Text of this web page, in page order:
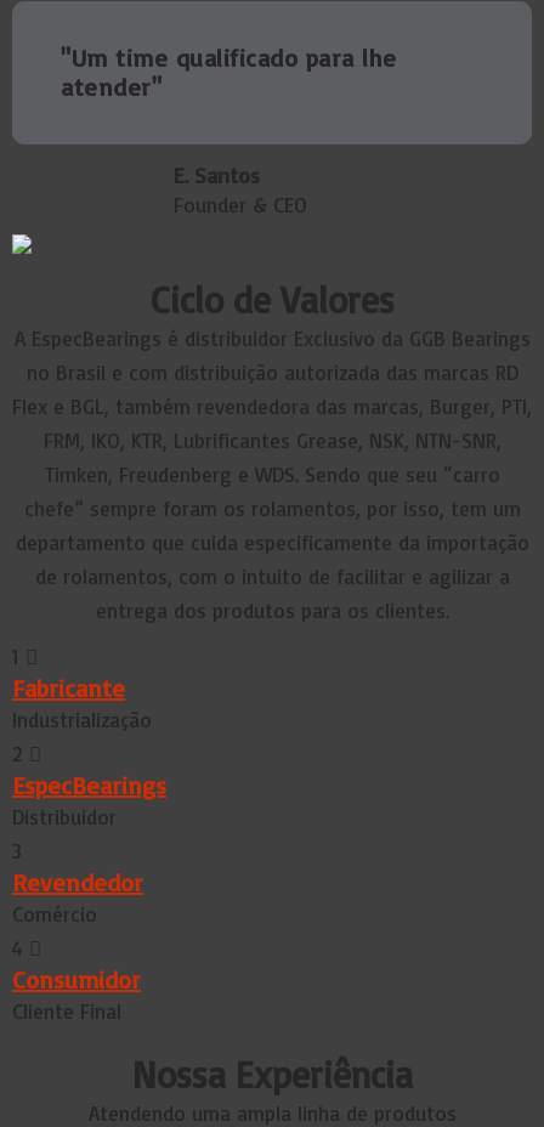
"Um time qualificado para lhe
atender"
E. Santos
Founder & CEO
Ciclo de Valores
A EspecBearings é distribuidor Exclusivo da GGB Bearings
no Brasil e com distribuição autorizada das marcas RD
Flex e BGL, também revendedora das marcas, Burger, PTI,
FRM, IKO, KTR, Lubrificantes Grease, NSK, NTN-SNR,
Timken, Freudenberg e WDS. Sendo que seu “carro
chefe” sempre foram os rolamentos, por isso, tem um
departamento que cuida especificamente da importação
de rolamentos, com o intuito de facilitar e agilizar a
entrega dos produtos para os clientes.
1
Fabricante
Industrialização
2
EspecBearings
Distribuidor
3
Revendedor
Comércio
4
Consumidor
Cliente Final
Nossa Experiência
Atendendo uma ampla linha de produtos